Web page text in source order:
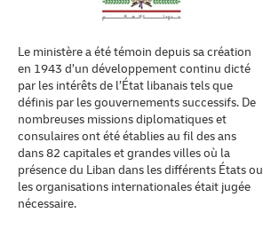
Le ministère a été témoin depuis sa création
en 1943 d’un développement continu dicté
par les intérêts de l’État libanais tels que
définis par les gouvernements successifs. De
nombreuses missions diplomatiques et
consulaires ont été établies au fil des ans
dans 82 capitales et grandes villes où la
présence du Liban dans les différents États ou
les organisations internationales était jugée
nécessaire.